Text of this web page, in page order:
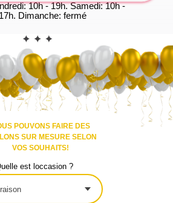
10h - 19h. Samedi: 10h -
17h. Dimanche: fermé
CONTACT
POUVONS FAIRE DES
SUR MESURE SELON
VOS SOUHAITS!
est loccasion ?